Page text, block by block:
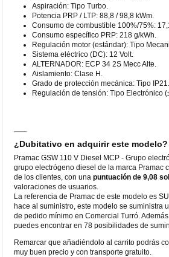
Aspiración: Tipo Turbo.
Potencia PRP / LTP: 88,8 / 98,8 kWm.
Consumo de combustible 100%/75%:
Consumo específico PRP: 218 g/kWh.
Regulación motor (estándar): Tipo
Sistema eléctrico (DC): 12 Volt.
ALTERNADOR: ECP 34 2S Mecc Alte.
Aislamiento: Clase H.
Grado de protección mecánica: Tipo IP21.
Regulación de tensión: Tipo Electrónico
¿Dubitativo en adquirir este modelo?
Pramac GSW 110 V Diesel MCP - Grupo
grupo electrógeno diesel de la marca Pramac
de los clientes, con unapuntuación de 9,08
valoraciones de usuarios.
La referencia de Pramac de este modelo es
hace al suministro, este modelo se suministra
de pedido mínimo en Comercial Turró.
puedes encontrar en 78 posibilidades de
Remarcar que añadiéndolo al carrito podrás
muy buen precio y con transporte gratuito.